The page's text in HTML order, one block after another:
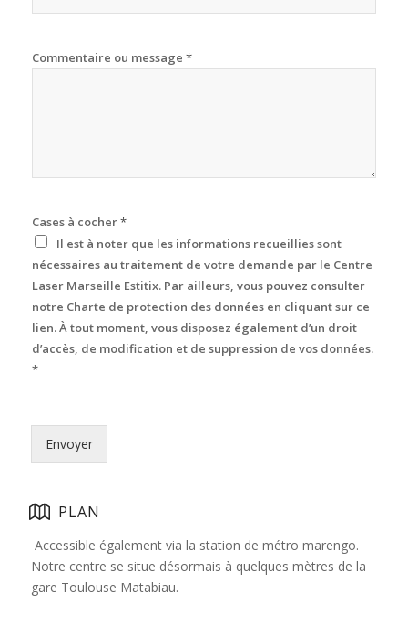
Commentaire ou message *
Cases à cocher*
Il est à noter que les informations recueillies sont
nécessaires au traitement de votre demande par le Centre
Laser Marseille Estitix. Par ailleurs, vous pouvez consulter
notre Charte de protection des données en cliquant sur ce
lien. À tout moment, vous disposez également d’un droit
d’accès, de modification et de suppression de vos données.
*
Envoyer
PLAN
Accessible également via la station de métro marengo.
Notre centre se situe désormais à quelques mètres de la
gare Toulouse Matabiau.